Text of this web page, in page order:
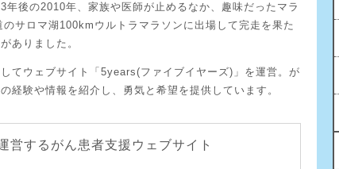
年後の2010年、家族や医師が止めるなか、趣味だったマラ
サロマ湖100kmウルトラマラソンに出場して完走を果た
ありました。
てウェブサイト「5years(ファイブイヤーズ)」を運営。が
経験や情報を紹介し、勇気と希望を提供しています。
営するがん患者支援ウェブサイト